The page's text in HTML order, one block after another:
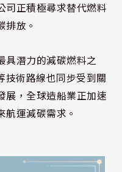
司正積極尋求替代燃料
放。
具潛力的減碳燃料之
技術路線也同步受到關
展，全球造船業正加速
運減碳需求。